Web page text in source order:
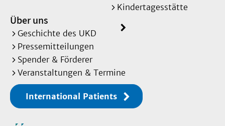
Kindertagesstätte
Über uns
Geschichte des UKD
Pressemitteilungen
Spender & Förderer
Veranstaltungen & Termine
International Patients